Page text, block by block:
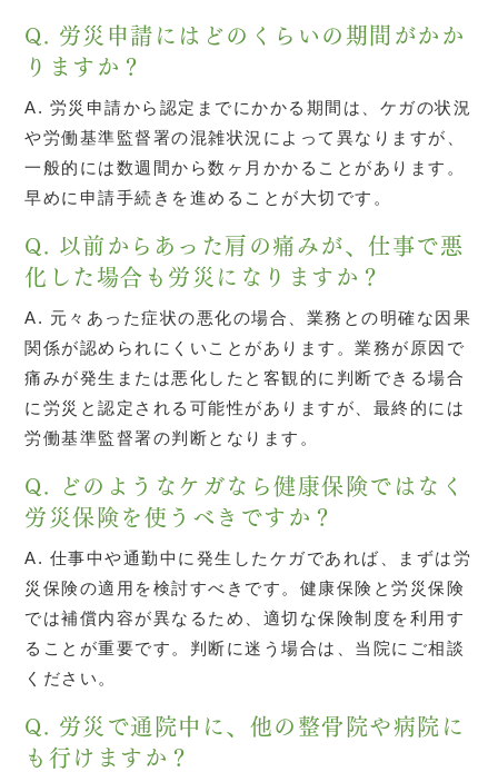
Q. 労災申請にはどのくらいの期間がかか
りますか？
A. 労災申請から認定までにかかる期間は、ケガの状況
や労働基準監督署の混雑状況によって異なりますが、
一般的には数週間から数ヶ月かかることがあります。
早めに申請手続きを進めることが大切です。
Q. 以前からあった肩の痛みが、仕事で悪
化した場合も労災になりますか？
A. 元々あった症状の悪化の場合、業務との明確な因果
関係が認められにくいことがあります。業務が原因で
痛みが発生または悪化したと客観的に判断できる場合
に労災と認定される可能性がありますが、最終的には
労働基準監督署の判断となります。
Q. どのようなケガなら健康保険ではなく
労災保険を使うべきですか？
A. 仕事中や通勤中に発生したケガであれば、まずは労
災保険の適用を検討すべきです。健康保険と労災保険
では補償内容が異なるため、適切な保険制度を利用す
ることが重要です。判断に迷う場合は、当院にご相談
ください。
Q. 労災で通院中に、他の整骨院や病院に
も行けますか？